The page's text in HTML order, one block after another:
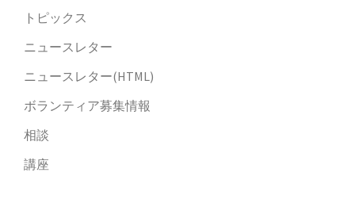
トピックス
ニュースレター
ニュースレター(HTML)
ボランティア募集情報
相談
講座